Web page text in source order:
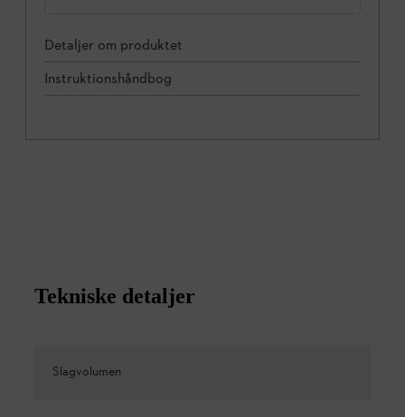
Detaljer om produktet
Instruktionshåndbog
Tekniske detaljer
Slagvolumen